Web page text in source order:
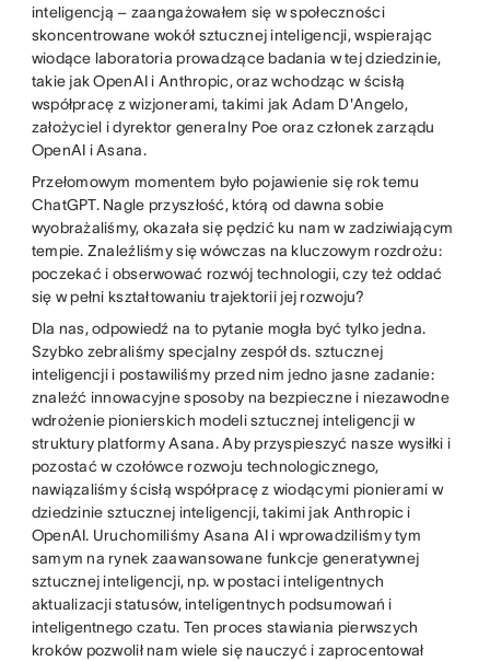
inteligencją – zaangażowałem się w społeczności
skoncentrowane wokół sztucznej inteligencji, wspierając
wiodące laboratoria prowadzące badania w tej dziedzinie,
takie jak OpenAI i Anthropic, oraz wchodząc w ścisłą
współpracę z wizjonerami, takimi jak Adam D'Angelo,
założyciel i dyrektor generalny Poe oraz członek zarządu
OpenAI i Asana.
Przełomowym momentem było pojawienie się rok temu
ChatGPT. Nagle przyszłość, którą od dawna sobie
wyobrażaliśmy, okazała się pędzić ku nam w zadziwiającym
tempie. Znaleźliśmy się wówczas na kluczowym rozdrożu:
poczekać i obserwować rozwój technologii, czy też oddać
się w pełni kształtowaniu trajektorii jej rozwoju?
Dla nas, odpowiedź na to pytanie mogła być tylko jedna.
Szybko zebraliśmy specjalny zespół ds. sztucznej
inteligencji i postawiliśmy przed nim jedno jasne zadanie:
znaleźć innowacyjne sposoby na bezpieczne i niezawodne
wdrożenie pionierskich modeli sztucznej inteligencji w
struktury platformy Asana. Aby przyspieszyć nasze wysiłki i
pozostać w czołówce rozwoju technologicznego,
nawiązaliśmy ścisłą współpracę z wiodącymi pionierami w
dziedzinie sztucznej inteligencji, takimi jak Anthropic i
OpenAI. Uruchomiliśmy Asana AI i wprowadziliśmy tym
samym na rynek zaawansowane funkcje generatywnej
sztucznej inteligencji, np. w postaci inteligentnych
aktualizacji statusów, inteligentnych podsumowań i
inteligentnego czatu. Ten proces stawiania pierwszych
kroków pozwolił nam wiele się nauczyć i zaprocentował